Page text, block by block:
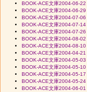
BOOK-ACE文庫2004-06-22
BOOK-ACE文庫2004-06-29
BOOK-ACE文庫2004-07-06
BOOK-ACE文庫2004-07-14
BOOK-ACE文庫2004-07-26
BOOK-ACE文庫2004-08-02
BOOK-ACE文庫2004-08-10
BOOK-ACE文庫2004-04-21
BOOK-ACE文庫2004-05-03
BOOK-ACE文庫2004-05-10
BOOK-ACE文庫2004-05-17
BOOK-ACE文庫2004-05-24
BOOK-ACE文庫2004-06-01